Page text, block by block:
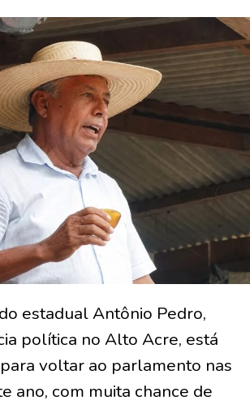
estadual Antônio Pedro,
política no Alto Acre, está
voltar ao parlamento nas
ano, com muita chance de